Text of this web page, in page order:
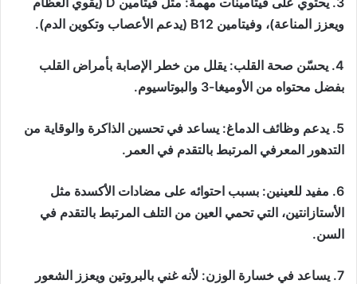
ويعزز المناعة)، وفيتامين B12 (يدعم الأعصاب وتكوين الدم).
4. يحسّن صحة القلب: يقلل من خطر الإصابة بأمراض القلب
بفضل محتواه من الأوميغا-3 والبوتاسيوم.
5. يدعم وظائف الدماغ: يساعد في تحسين الذاكرة والوقاية من
التدهور المعرفي المرتبط بالتقدم في العمر.
6. مفيد للعينين: بسبب احتوائه على مضادات الأكسدة مثل
الأستازانتين، التي تحمي العين من التلف المرتبط بالتقدم في
السن.
7. يساعد في خسارة الوزن: لأنه غني بالبروتين ويعزز الشعور